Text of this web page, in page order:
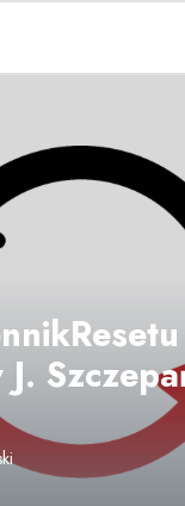
J.